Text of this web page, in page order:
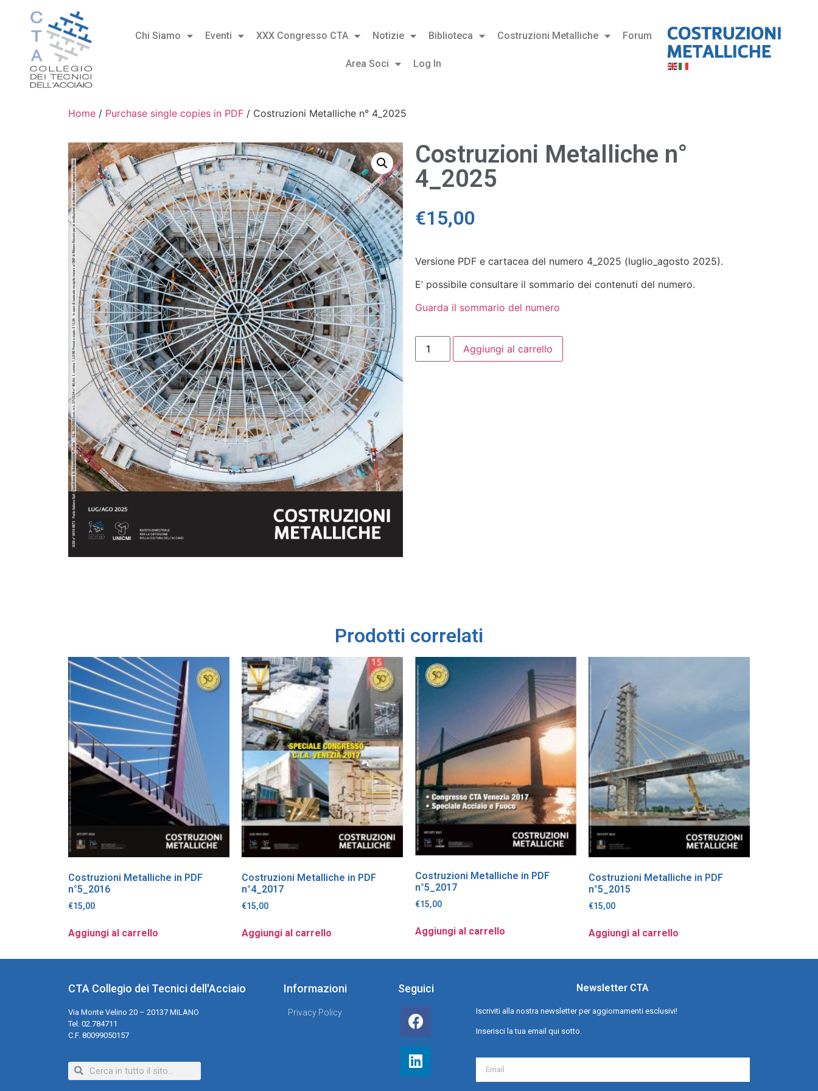
Chi Siamo Eventi XXX Congresso CTA Notizie Biblioteca Costruzioni Metalliche Forum
Area Soci Log In
Home / Purchase single copies in PDF / Costruzioni Metalliche n° 4_2025
Costruzioni Metalliche n°
4_2025
€15,00
Versione PDF e cartacea del numero 4_2025 (luglio_agosto 2025).
E’ possibile consultare il sommario dei contenuti del numero.
Guarda il sommario del numero
Aggiungi al carrello
Prodotti correlati
Costruzioni Metalliche in PDF
n°5_2016
€15,00
Aggiungi al carrello
Costruzioni Metalliche in PDF
n°4_2017
€15,00
Aggiungi al carrello
Costruzioni Metalliche in PDF
n°5_2017
€15,00
Aggiungi al carrello
Costruzioni Metalliche in PDF
n°5_2015
€15,00
Aggiungi al carrello
CTA Collegio dei Tecnici dell'Acciaio
Via Monte Velino 20 – 20137 MILANO
Tel. 02.784711
C.F. 80099050157
Informazioni
Privacy Policy
Seguici Newsletter CTA
Iscriviti alla nostra newsletter per aggiornamenti esclusivi!
Inserisci la tua email qui sotto.